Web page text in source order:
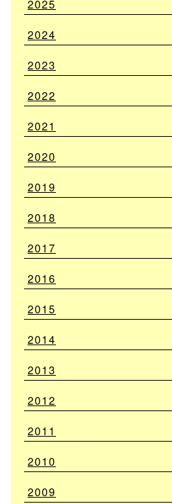
2025
2024
2023
2022
2021
2020
2019
2018
2017
2016
2015
2014
2013
2012
2011
2010
2009